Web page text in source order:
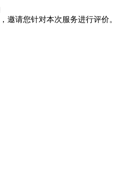
邀请您针对本次服务进行评价。